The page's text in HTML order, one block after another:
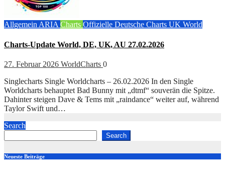
Allgemein ARIA Charts Offizielle Deutsche Charts UK World
Charts-Update World, DE, UK, AU 27.02.2026
27. Februar 2026 WorldCharts 0
Singlecharts Single Worldcharts – 26.02.2026 In den Single
Worldcharts behauptet Bad Bunny mit „dtmf“ souverän die Spitze.
Dahinter steigen Dave & Tems mit „raindance“ weiter auf, während
Taylor Swift und…
Search
Search
Neueste Beiträge